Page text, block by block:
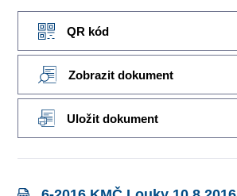
QR kód
Zobrazit dokument
Uložit dokument